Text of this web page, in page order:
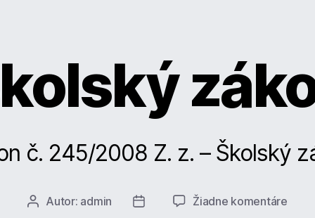
č. 245/2008 Z. z. – Školský
AutorAutor: admin
Dátum
Žiadne komentárena